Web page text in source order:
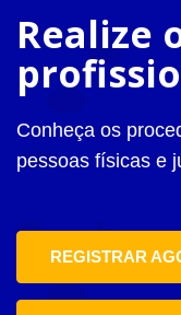
Realize
Conheça os
pessoas físicas e
REGISTRAR